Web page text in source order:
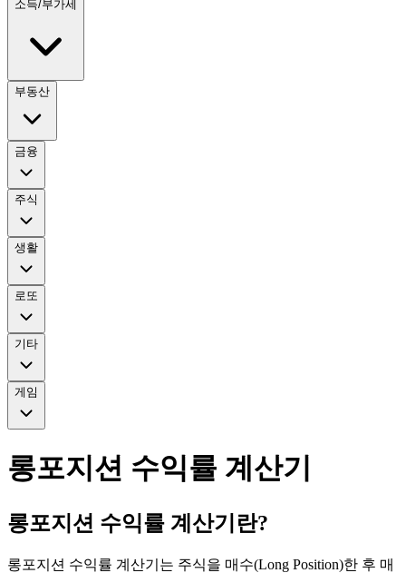
소득/부가세
부동산
금융
주식
생활
로또
기타
게임
롱포지션 수익률 계산기
롱포지션 수익률 계산기란?
롱포지션 수익률 계산기는 주식을 매수(Long Position)한 후 매